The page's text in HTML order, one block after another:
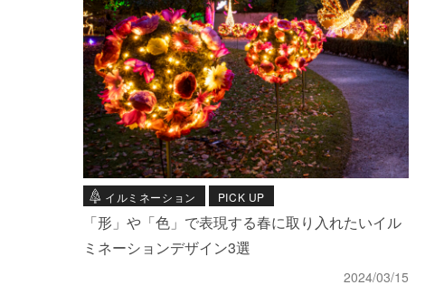
イルミネーション PICK UP
「形」や「色」で表現する春に取り入れたいイル
ミネーションデザイン3選
2024/03/15